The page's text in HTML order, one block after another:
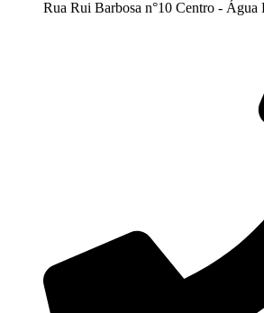
Rua Rui Barbosa n°10 Centro - Água